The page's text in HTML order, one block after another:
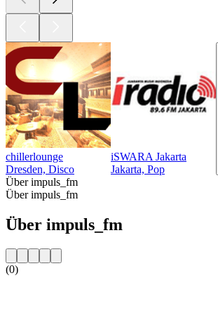
chillerlounge
Dresden, Disco
iSWARA Jakarta
Jakarta, Pop
Über impuls_fm
Über impuls_fm
Über impuls_fm
(0)